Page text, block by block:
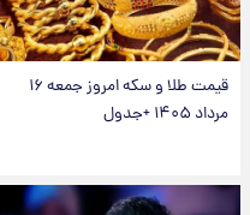
قیمت طلا و سکه امروز جمعه ۱۶
مرداد ۱۴۰۵ +جدول